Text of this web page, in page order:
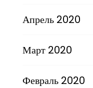
Апрель 2020
Март 2020
Февраль 2020